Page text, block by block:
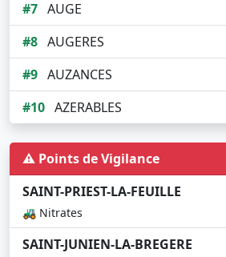
#7 AUGE
#8 AUGERES
#9 AUZANCES
#10 AZERABLES
⚠️ Points de Vigilance
SAINT-PRIEST-LA-FEUILLE
🚜 Nitrates
SAINT-JUNIEN-LA-BREGERE